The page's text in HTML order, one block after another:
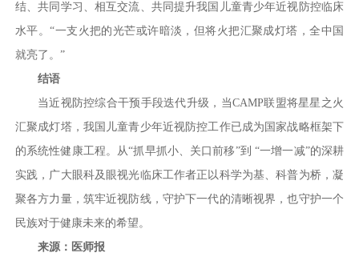
结、共同学习、相互交流、共同提升我国儿童青少年近视防控临床
水平。“一支火把的光芒或许暗淡，但将火把汇聚成灯塔，全中国
就亮了。”
结语
当近视防控综合干预手段迭代升级，当CAMP联盟将星星之火
汇聚成灯塔，我国儿童青少年近视防控工作已成为国家战略框架下
的系统性健康工程。从“抓早抓小、关口前移”到 “一增一减”的深耕
实践，广大眼科及眼视光临床工作者正以科学为基、科普为桥，凝
聚各方力量，筑牢近视防线，守护下一代的清晰视界，也守护一个
民族对于健康未来的希望。
来源：医师报